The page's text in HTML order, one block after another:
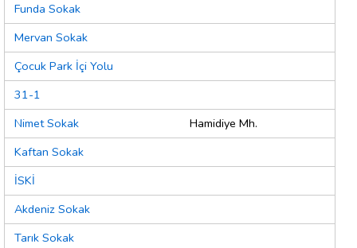
Funda Sokak
Mervan Sokak
Çocuk Park İçi Yolu
31-1
Nimet Sokak
Hamidiye Mh.
Kaftan Sokak
İSKİ
Akdeniz Sokak
Tarık Sokak